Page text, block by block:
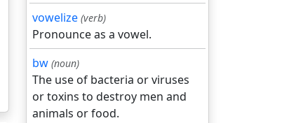
vowelize (verb)
Pronounce as a vowel.
bw (noun)
The use of bacteria or viruses
or toxins to destroy men and
animals or food.